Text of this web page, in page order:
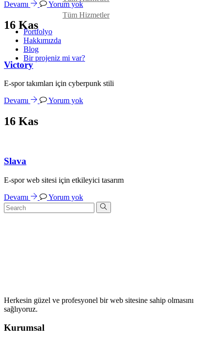
Tüm Hizmetler
Portfolyo
Hakkımızda
Blog
Bir projeniz mi var?
Devamı Yorum yok
16 Kas
Victory
E-spor takımları için cyberpunk stili
Devamı Yorum yok
16 Kas
Slava
E-spor web sitesi için etkileyici tasarım
Devamı Yorum yok
Herkesin güzel ve profesyonel bir web sitesine sahip olmasını
sağlıyoruz.
Kurumsal